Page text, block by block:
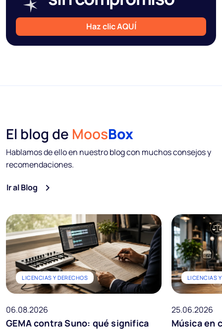
Haz clic AQUÍ
El blog de MoosBox
Hablamos de ello en nuestro blog con muchos consejos y
recomendaciones.
Ir al Blog
LICENCIAS Y DERECHOS
06.08.2026
GEMA contra Suno: qué significa
LICENCIAS
25.06.2026
Música en